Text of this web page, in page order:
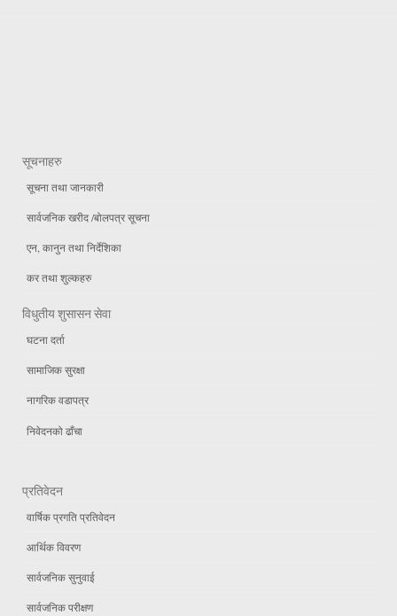
सूचनाहरु
सूचना तथा जानकारी
सार्वजनिक खरीद /बोलपत्र सूचना
एन, कानुन तथा निर्देशिका
कर तथा शुल्कहरु
विधुतीय शुसासन सेवा
घटना दर्ता
सामाजिक सुरक्षा
नागरिक वडापत्र
निवेदनको ढाँचा
प्रतिवेदन
वार्षिक प्रगति प्रतिवेदन
आर्थिक विवरण
सार्वजनिक सुनुवाई
सार्वजनिक परीक्षण